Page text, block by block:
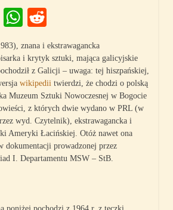
TwitterWhatsApp
znana i ekstrawagancka
i krytyk sztuki, mająca galicyjskie
z Galicji – uwaga: tej hiszpańskiej,
wikipedii twierdzi, że chodzi o polską
Muzeum Sztuki Nowoczesnej w Bogocie
z których dwie wydano w PRL (w
wyd. Czytelnik), ekstrawagancka i
Ameryki Łacińskiej. Otóż nawet ona
dokumentacji prowadzonej przez
I. Departamentu MSW – StB.